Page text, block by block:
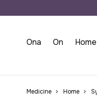
Ona On Home
Medicine Home